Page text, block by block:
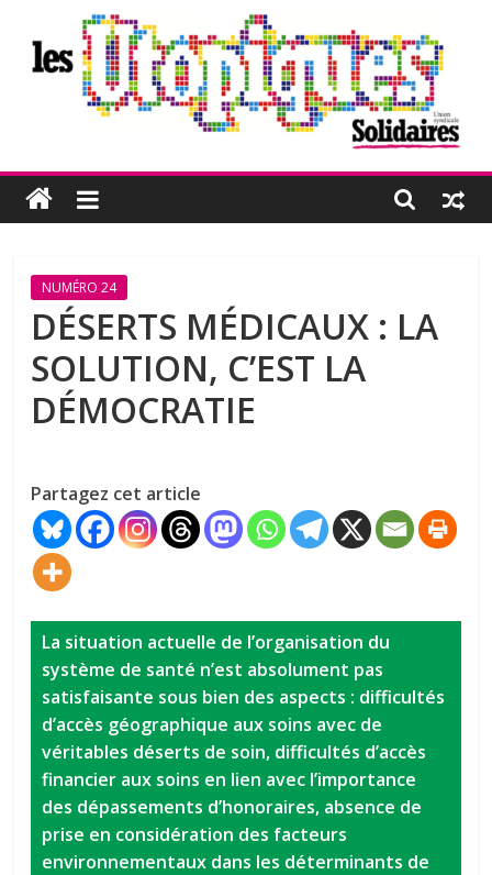
contenu
Les
Utopiques
Revue
réflexion
éditée
par
l'Union
NUMÉRO 24
DÉSERTS MÉDICAUX : LA
SOLUTION, C’EST LA
DÉMOCRATIE
Partagez cet article
La situation actuelle de l’organisation du
système de santé n’est absolument pas
satisfaisante sous bien des aspects : difficultés
d’accès géographique aux soins avec de
véritables déserts de soin, difficultés d’accès
financier aux soins en lien avec l’importance
des dépassements d’honoraires, absence de
prise en considération des facteurs
environnementaux dans les déterminants de